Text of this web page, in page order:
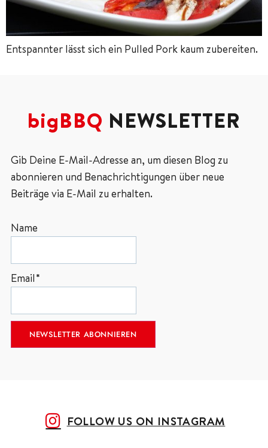
Entspannter lässt sich ein Pulled Pork kaum zubereiten.
bigBBQ NEWSLETTER
Gib Deine E-Mail-Adresse an, um diesen Blog zu
abonnieren und Benachrichtigungen über neue
Beiträge via E-Mail zu erhalten.
Name
Email*
FOLLOW US ON INSTAGRAM